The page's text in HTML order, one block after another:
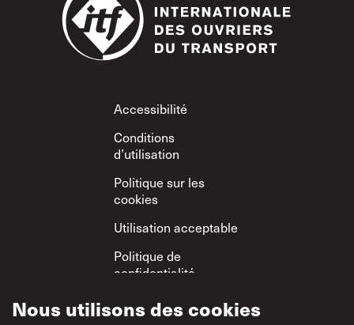
Footer
Accessibilité
Conditions
d’utilisation
Politique sur les
cookies
Utilisation acceptable
Politique de
confidentialité
Politique sur le
respect mutuel
Nous utilisons des cookies